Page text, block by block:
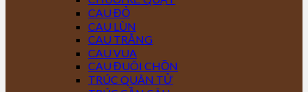
CAU ĐỎ
CAU LÙN
CAU TRẮNG
CAU VUA
CAU ĐUÔI CHỒN
TRÚC QUÂN TỬ